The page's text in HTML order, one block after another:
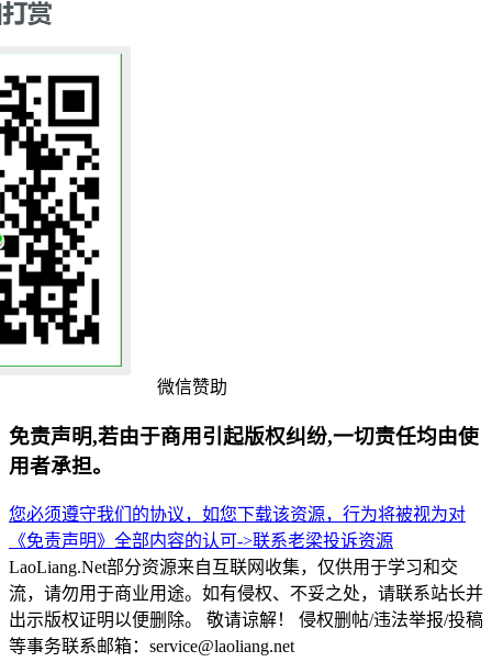
微信赞助
免责声明,若由于商用引起版权纠纷,一切责任均由使
用者承担。
您必须遵守我们的协议，如您下载该资源，行为将被视为对
《免责声明》全部内容的认可->联系老梁投诉资源
LaoLiang.Net部分资源来自互联网收集，仅供用于学习和交
流，请勿用于商业用途。如有侵权、不妥之处，请联系站长并
出示版权证明以便删除。 敬请谅解！ 侵权删帖/违法举报/投稿
等事务联系邮箱：service@laoliang.net